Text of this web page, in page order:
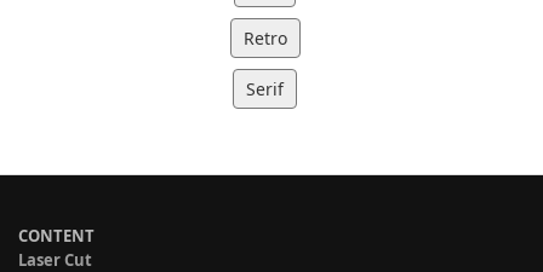
Retro
Serif
CONTENT
Laser Cut